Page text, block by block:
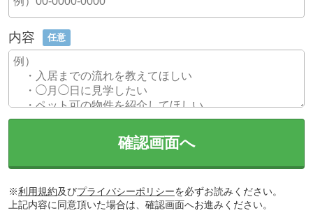
内容 任意
確認画面へ
※利用規約及びプライバシーポリシーを必ずお読みください。
上記内容に同意頂いた場合は、確認画面へお進みください。